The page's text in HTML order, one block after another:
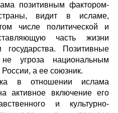
позитивным фактором-
видит в исламе,
числе политической и
часть жизни
Позитивные
угроза национальным
а ее союзник.
в отношении ислама
активное включение его
и культурно-